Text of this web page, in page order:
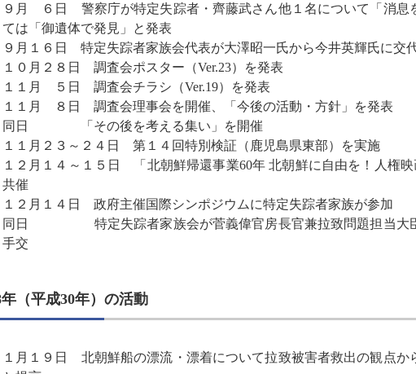
９月 ６日 警察庁が特定失踪者・齊藤武さん他１名について「消息
ては「御遺体で発見」と発表
９月１６日 特定失踪者家族会代表が大澤昭一氏から今井英輝氏に交
１０月２８日 調査会ポスター（Ver.23）を発表
１１月 ５日 調査会チラシ（Ver.19）を発表
１１月 ８日 調査会理事会を開催、「今後の活動・方針」を発表
同日 「その後を考える集い」を開催
１１月２３～２４日 第１４回特別検証（鹿児島県東部）を実施
１２月１４～１５日 「北朝鮮帰還事業60年 北朝鮮に自由を！人権
共催
１２月１４日 政府主催国際シンポジウムに特定失踪者家族が参加
同日 特定失踪者家族会が菅義偉官房長官兼拉致問題担当大臣
手交
年（平成30年）の活動
１月１９日 北朝鮮船の漂流・漂着について拉致被害者救出の観点か